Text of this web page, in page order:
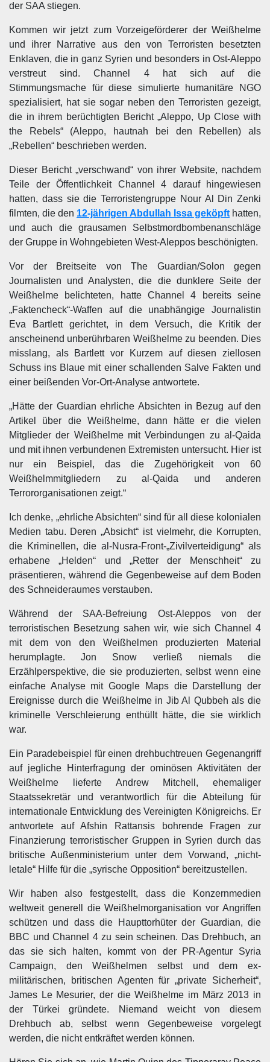
der SAA stiegen.
Kommen wir jetzt zum Vorzeigeförderer der Weißhelme
und ihrer Narrative aus den von Terroristen besetzten
Enklaven, die in ganz Syrien und besonders in Ost-Aleppo
verstreut sind. Channel 4 hat sich auf die
Stimmungsmache für diese simulierte humanitäre NGO
spezialisiert, hat sie sogar neben den Terroristen gezeigt,
die in ihrem berüchtigten Bericht „Aleppo, Up Close with
the Rebels“ (Aleppo, hautnah bei den Rebellen) als
„Rebellen“ beschrieben werden.
Dieser Bericht „verschwand“ von ihrer Website, nachdem
Teile der Öffentlichkeit Channel 4 darauf hingewiesen
hatten, dass sie die Terroristengruppe Nour Al Din Zenki
filmten, die den 12-jährigen Abdullah Issa geköpft hatten,
und auch die grausamen Selbstmordbombenanschläge
der Gruppe in Wohngebieten West-Aleppos beschönigten.
Vor der Breitseite von The Guardian/Solon gegen
Journalisten und Analysten, die die dunklere Seite der
Weißhelme belichteten, hatte Channel 4 bereits seine
„Faktencheck“-Waffen auf die unabhängige Journalistin
Eva Bartlett gerichtet, in dem Versuch, die Kritik der
anscheinend unberührbaren Weißhelme zu beenden. Dies
misslang, als Bartlett vor Kurzem auf diesen ziellosen
Schuss ins Blaue mit einer schallenden Salve Fakten und
einer beißenden Vor-Ort-Analyse antwortete.
„Hätte der Guardian ehrliche Absichten in Bezug auf den
Artikel über die Weißhelme, dann hätte er die vielen
Mitglieder der Weißhelme mit Verbindungen zu al-Qaida
und mit ihnen verbundenen Extremisten untersucht. Hier ist
nur ein Beispiel, das die Zugehörigkeit von 60
Weißhelmmitgliedern zu al-Qaida und anderen
Terrororganisationen zeigt.“
Ich denke, „ehrliche Absichten“ sind für all diese kolonialen
Medien tabu. Deren „Absicht“ ist vielmehr, die Korrupten,
die Kriminellen, die al-Nusra-Front-„Zivilverteidigung“ als
erhabene „Helden“ und „Retter der Menschheit“ zu
präsentieren, während die Gegenbeweise auf dem Boden
des Schneideraumes verstauben.
Während der SAA-Befreiung Ost-Aleppos von der
terroristischen Besetzung sahen wir, wie sich Channel 4
mit dem von den Weißhelmen produzierten Material
herumplagte. Jon Snow verließ niemals die
Erzählperspektive, die sie produzierten, selbst wenn eine
einfache Analyse mit Google Maps die Darstellung der
Ereignisse durch die Weißhelme in Jib Al Qubbeh als die
kriminelle Verschleierung enthüllt hätte, die sie wirklich
war.
Ein Paradebeispiel für einen drehbuchtreuen Gegenangriff
auf jegliche Hinterfragung der ominösen Aktivitäten der
Weißhelme lieferte Andrew Mitchell, ehemaliger
Staatssekretär und verantwortlich für die Abteilung für
internationale Entwicklung des Vereinigten Königreichs. Er
antwortete auf Afshin Rattansis bohrende Fragen zur
Finanzierung terroristischer Gruppen in Syrien durch das
britische Außenministerium unter dem Vorwand, „nicht-
letale“ Hilfe für die „syrische Opposition“ bereitzustellen.
Wir haben also festgestellt, dass die Konzernmedien
weltweit generell die Weißhelmorganisation vor Angriffen
schützen und dass die Haupttorhüter der Guardian, die
BBC und Channel 4 zu sein scheinen. Das Drehbuch, an
das sie sich halten, kommt von der PR-Agentur Syria
Campaign, den Weißhelmen selbst und dem ex-
militärischen, britischen Agenten für „private Sicherheit“,
James Le Mesurier, der die Weißhelme im März 2013 in
der Türkei gründete. Niemand weicht von diesem
Drehbuch ab, selbst wenn Gegenbeweise vorgelegt
werden, die nicht entkräftet werden können.